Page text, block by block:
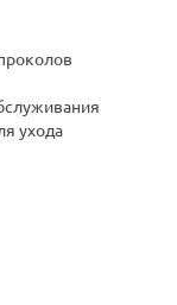
ухода